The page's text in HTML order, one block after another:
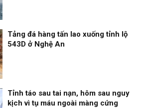
Tảng đá hàng tấn lao xuống tỉnh lộ
543D ở Nghệ An
Tỉnh táo sau tai nạn, hôm sau nguy
kịch vì tụ máu ngoài màng cứng